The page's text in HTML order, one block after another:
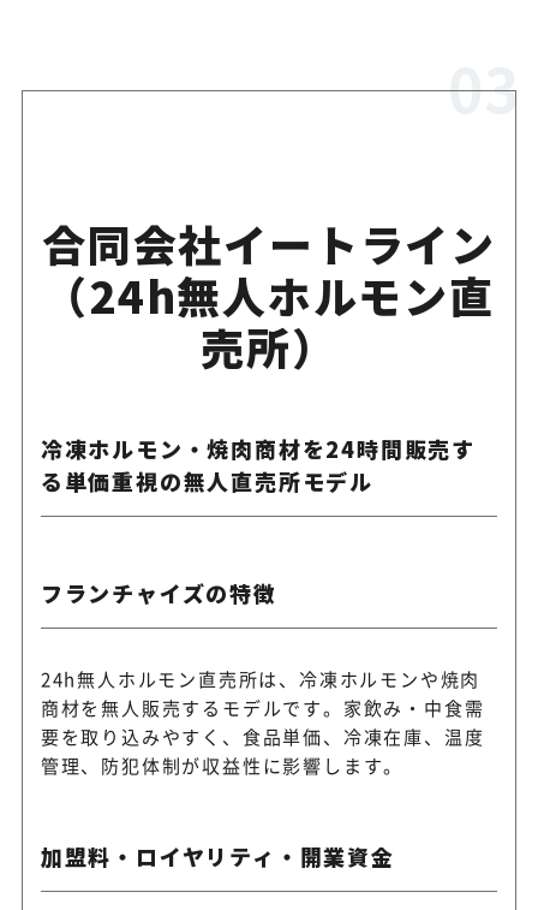
合同会社イートライン
（24h無人ホルモン直
売所）
冷凍ホルモン・焼肉商材を24時間販売す
る単価重視の無人直売所モデル
フランチャイズの特徴
24h無人ホルモン直売所は、冷凍ホルモンや焼肉
商材を無人販売するモデルです。家飲み・中食需
要を取り込みやすく、食品単価、冷凍在庫、温度
管理、防犯体制が収益性に影響します。
加盟料・ロイヤリティ・開業資金